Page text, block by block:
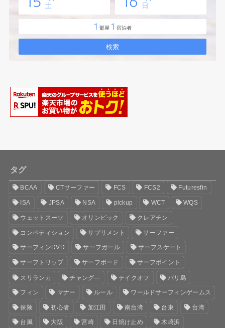
タグ
BCAA CTサーファー FCS FCS2 Futuresfin
ISA JPSA NSA pickup WCT WQS
ウェットスーツ オリンピック クレアチン
コンペティション サプリメント サーファー
サーフィンDVD サーフガール サーフスケート
サーフトリップ サーフボード サーフポイント
スリランカ チャング― テイクオフ バリ島
フィン マナー ルール ワールドサーフィンゲームス
保険 初心者 加江田 南台湾 台東 台湾
台風 大阪 宮崎 日焼け止め 木崎浜